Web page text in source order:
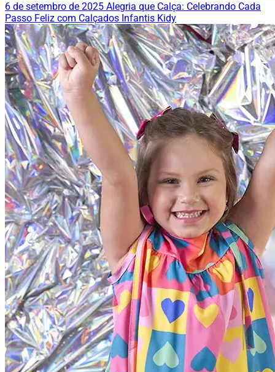
6 de setembro de 2025 Alegria que Calça: Celebrando Cada
Passo Feliz com Calçados Infantis Kidy